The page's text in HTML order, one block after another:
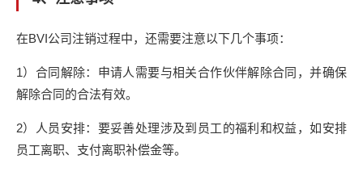
在BVI公司注销过程中，还需要注意以下几个事项：
1）合同解除：申请人需要与相关合作伙伴解除合同，并确保
解除合同的合法有效。
2）人员安排：要妥善处理涉及到员工的福利和权益，如安排
员工离职、支付离职补偿金等。